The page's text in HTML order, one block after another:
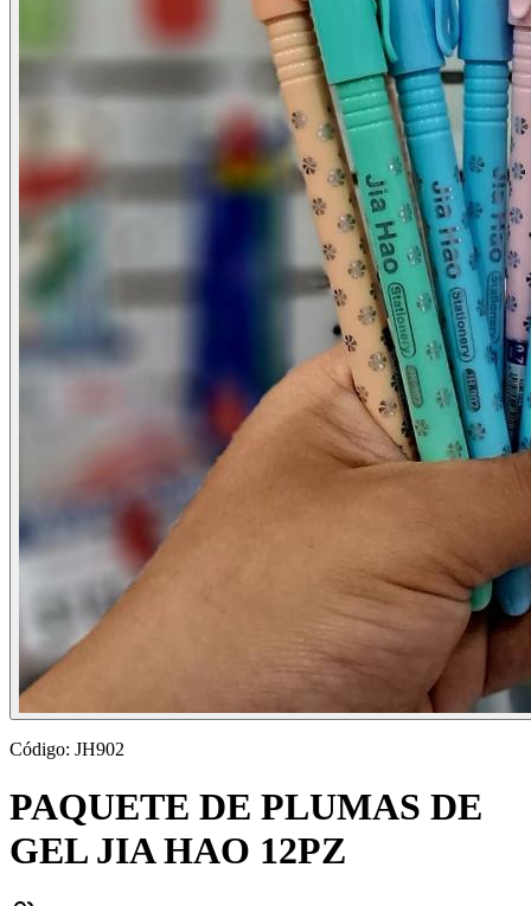
Código: JH902
PAQUETE DE PLUMAS DE
GEL JIA HAO 12PZ